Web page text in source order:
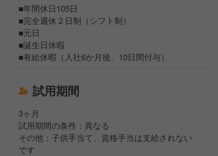
■年間休日105日
■完全週休２日制（シフト制）
■元日
■誕生日休暇
■有給休暇（入社6か月後、10日間付与）
試用期間
3ヶ月
試用期間の条件：異なる
その他：子供手当て、資格手当は支給されない
です